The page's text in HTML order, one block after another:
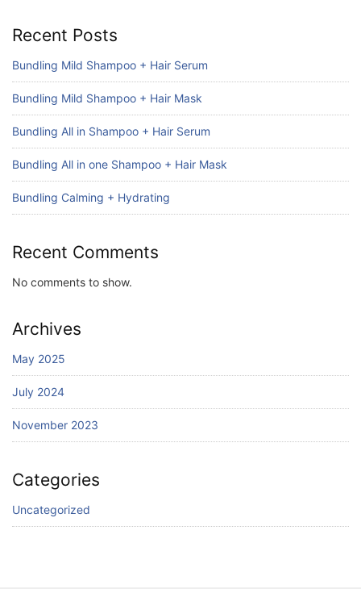
Recent Posts
Bundling Mild Shampoo + Hair Serum
Bundling Mild Shampoo + Hair Mask
Bundling All in Shampoo + Hair Serum
Bundling All in one Shampoo + Hair Mask
Bundling Calming + Hydrating
Recent Comments
No comments to show.
Archives
May 2025
July 2024
November 2023
Categories
Uncategorized